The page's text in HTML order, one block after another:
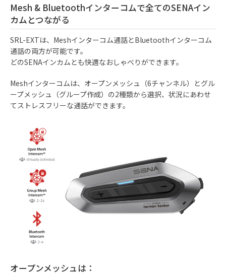
Mesh & Bluetoothインターコムで全てのSENAイン
カムとつながる
SRL-EXTは、Meshインターコム通話とBluetoothインターコム
通話の両方が可能です。
どのSENAインカムとも快適なおしゃべりができます。
Meshインターコムは、オープンメッシュ（6チャンネル）とグル
ープメッシュ（グループ作成）の2種類から選択、状況にあわせ
てストレスフリーな通話ができます。
オープンメッシュは：